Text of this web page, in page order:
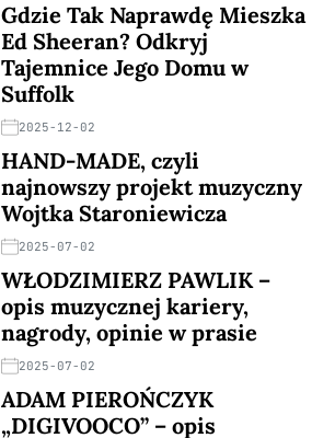
Gdzie Tak Naprawdę Mieszka
Ed Sheeran? Odkryj
Tajemnice Jego Domu w
Suffolk
2025-12-02
HAND-MADE, czyli
najnowszy projekt muzyczny
Wojtka Staroniewicza
2025-07-02
WŁODZIMIERZ PAWLIK –
opis muzycznej kariery,
nagrody, opinie w prasie
2025-07-02
ADAM PIEROŃCZYK
„DIGIVOOCO” – opis